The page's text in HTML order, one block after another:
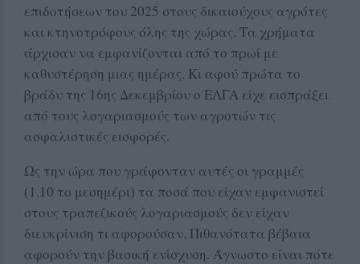
επιδοτήσεων του 2025 στους δικαιούχους αγρότες
και κτηνοτρόφους όλης της χώρας. Τα χρήματα
άρχισαν να εμφανίζονται από το πρωί με
καθυστέρηση μιας ημέρας. Κι αφού πρώτα το
βράδυ της 16ης Δεκεμβρίου ο ΕΛΓΑ είχε εισπράξει
από τους λογαριασμούς των αγροτών τις
ασφαλιστικές εισφορές.
Ως την ώρα που γράφονταν αυτές οι γραμμές
(1.10 το μεσημέρι) τα ποσά που είχαν εμφανιστεί
στους τραπεζικούς λογαριασμούς δεν είχαν
διευκρίνιση τι αφορούσαν. Πιθανότατα βέβαια
αφορούν την βασική ενίσχυση. Άγνωστο είναι πότε